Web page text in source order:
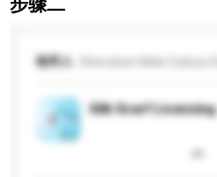
步骤二
收件人
Silk Scarf Licensing